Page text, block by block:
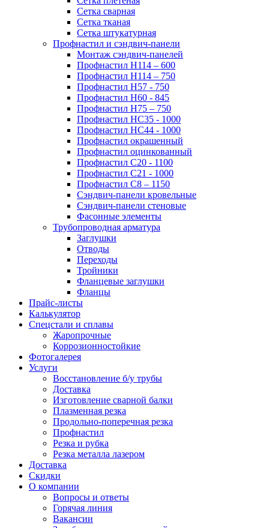
Сетка сварная
Сетка тканая
Сетка штукатурная
Профнастил и сэндвич-панели
Монтаж сэндвич-панелей
Профнастил Н114 – 600
Профнастил Н114 – 750
Профнастил Н57 - 750
Профнастил Н60 - 845
Профнастил Н75 – 750
Профнастил НС35 - 1000
Профнастил НС44 - 1000
Профнастил окрашенный
Профнастил оцинкованный
Профнастил С20 - 1100
Профнастил С21 - 1000
Профнастил С8 – 1150
Сэндвич-панели кровельные
Сэндвич-панели стеновые
Фасонные элементы
Трубопроводная арматура
Заглушки
Отводы
Переходы
Тройники
Фланцевые заглушки
Фланцы
Прайс-листы
Калькулятор
Спецстали и сплавы
Жаропрочные
Коррозионностойкие
Фотогалерея
Услуги
Восстановление б/у трубы
Доставка
Изготовление сварной балки
Плазменная резка
Продольно-поперечная резка
Профнастил
Резка и рубка
Резка металла лазером
Доставка
Скидки
О компании
Вопросы и ответы
Горячая линия
Вакансии